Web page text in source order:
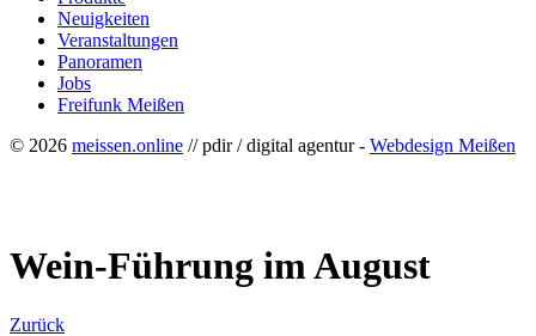
Neuigkeiten
Veranstaltungen
Panoramen
Jobs
Freifunk Meißen
© 2026 meissen.online // pdir / digital agentur - Webdesign Meißen
Wein-Führung im August
Zurück